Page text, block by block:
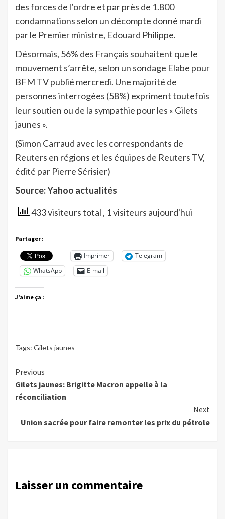
des forces de l’ordre et par près de 1.800
condamnations selon un décompte donné mardi
par le Premier ministre, Edouard Philippe.
Désormais, 56% des Français souhaitent que le
mouvement s’arrête, selon un sondage Elabe pour
BFM TV publié mercredi. Une majorité de
personnes interrogées (58%) expriment toutefois
leur soutien ou de la sympathie pour les « Gilets
jaunes ».
(Simon Carraud avec les correspondants de
Reuters en régions et les équipes de Reuters TV,
édité par Pierre Sérisier)
Source: Yahoo actualités
433 visiteurs total , 1 visiteurs aujourd'hui
Partager :
Imprimer
Telegram
WhatsApp
E-mail
J’aime ça :
Tags: Gilets jaunes
Continue
Reading
Previous
Gilets jaunes: Brigitte Macron appelle à la
réconciliation
Next
Union sacrée pour faire remonter les prix du pétrole
Laisser un commentaire